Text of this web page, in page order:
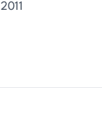
2011